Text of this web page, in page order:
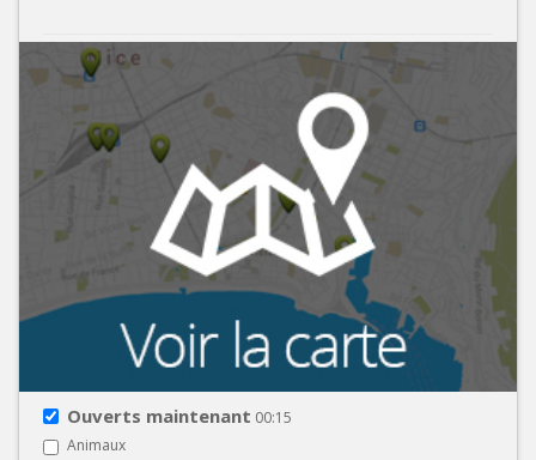
Ouverts maintenant 00:15
Animaux